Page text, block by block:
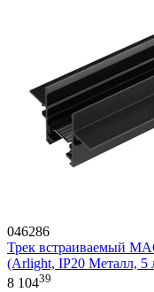
046286
Трек встраиваемый
(Arlight, IP20 Металл, 5
8 10439